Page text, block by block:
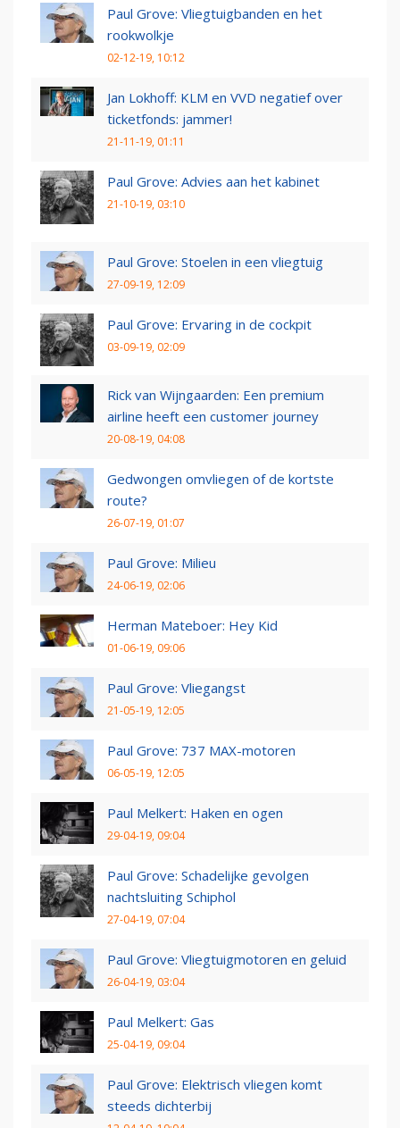
Paul Grove: Vliegtuigbanden en het
rookwolkje
02-12-19, 10:12
Jan Lokhoff: KLM en VVD negatief over
ticketfonds: jammer!
21-11-19, 01:11
Paul Grove: Advies aan het kabinet
21-10-19, 03:10
Paul Grove: Stoelen in een vliegtuig
27-09-19, 12:09
Paul Grove: Ervaring in de cockpit
03-09-19, 02:09
Rick van Wijngaarden: Een premium
airline heeft een customer journey
20-08-19, 04:08
Gedwongen omvliegen of de kortste
route?
26-07-19, 01:07
Paul Grove: Milieu
24-06-19, 02:06
Herman Mateboer: Hey Kid
01-06-19, 09:06
Paul Grove: Vliegangst
21-05-19, 12:05
Paul Grove: 737 MAX-motoren
06-05-19, 12:05
Paul Melkert: Haken en ogen
29-04-19, 09:04
Paul Grove: Schadelijke gevolgen
nachtsluiting Schiphol
27-04-19, 07:04
Paul Grove: Vliegtuigmotoren en geluid
26-04-19, 03:04
Paul Melkert: Gas
25-04-19, 09:04
Paul Grove: Elektrisch vliegen komt
steeds dichterbij